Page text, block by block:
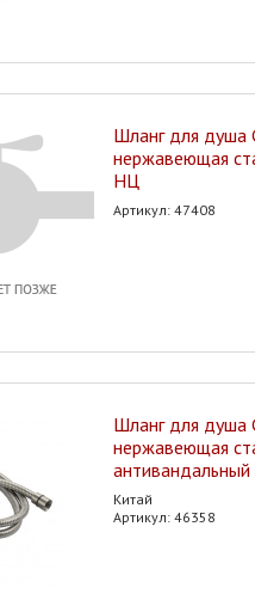
Шланг для
нержавеющая
НЦ
Артикул: 47408
Шланг для
нержавеющая
Китай
Артикул: 46358